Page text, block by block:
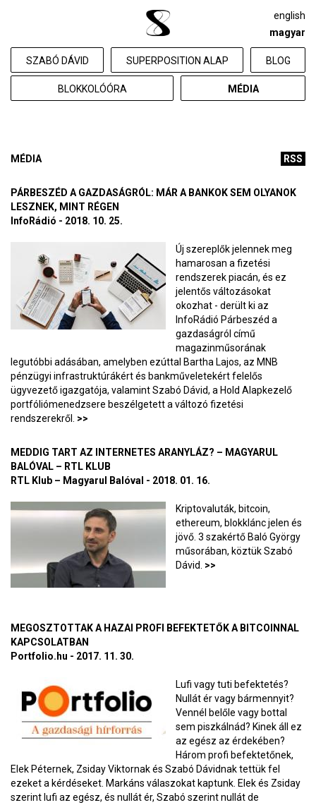
SZABÓ DÁVID SUPERPOSITION ALAP BLOG
BLOKKOLÓÓRA MÉDIA
english
magyar
RSS
MÉDIA
PÁRBESZÉD A GAZDASÁGRÓL: MÁR A BANKOK SEM OLYANOK
LESZNEK, MINT RÉGEN
InfoRádió - 2018. 10. 25.
Új szereplők jelennek meg
hamarosan a fizetési
rendszerek piacán, és ez
jelentős változásokat
okozhat - derült ki az
InfoRádió Párbeszéd a
gazdaságról című
magazinműsorának
legutóbbi adásában, amelyben ezúttal Bartha Lajos, az MNB
pénzügyi infrastruktúrákért és bankműveletekért felelős
ügyvezető igazgatója, valamint Szabó Dávid, a Hold Alapkezelő
portfóliómenedzsere beszélgetett a változó fizetési
rendszerekről. >>
MEDDIG TART AZ INTERNETES ARANYLÁZ? – MAGYARUL
BALÓVAL – RTL KLUB
RTL Klub – Magyarul Balóval - 2018. 01. 16.
Kriptovaluták, bitcoin,
ethereum, blokklánc jelen és
jövő. 3 szakértő Baló György
műsorában, köztük Szabó
Dávid. >>
MEGOSZTOTTAK A HAZAI PROFI BEFEKTETŐK A BITCOINNAL
KAPCSOLATBAN
Portfolio.hu - 2017. 11. 30.
Lufi vagy tuti befektetés?
Nullát ér vagy bármennyit?
Vennél belőle vagy bottal
sem piszkálnád? Kinek áll ez
az egész az érdekében?
Három profi befektetőnek,
Elek Péternek, Zsiday Viktornak és Szabó Dávidnak tettük fel
ezeket a kérdéseket. Markáns válaszokat kaptunk. Elek és Zsiday
szerint lufi az egész, és nullát ér, Szabó szerint nullát de